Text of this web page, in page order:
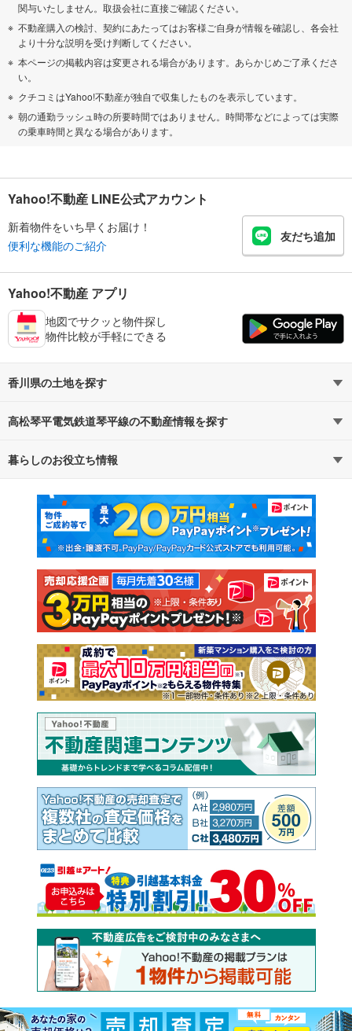
関与いたしません。取扱会社に直接ご確認ください。
不動産購入の検討、契約にあたってはお客様ご自身が情報を確認し、各会社
より十分な説明を受け判断してください。
本ページの掲載内容は変更される場合があります。あらかじめご了承くださ
い。
クチコミはYahoo!不動産が独自で収集したものを表示しています。
朝の通勤ラッシュ時の所要時間ではありません。時間帯などによっては実際
の乗車時間と異なる場合があります。
Yahoo!不動産 LINE公式アカウント
新着物件をいち早くお届け！
便利な機能のご紹介
友だち追加
Yahoo!不動産 アプリ
地図でサクッと物件探し
物件比較が手軽にできる
香川県の土地を探す
路線・駅から探す 地域から探す
通勤・通学時間から探す
高松琴平電気鉄道琴平線の不動産情報を探す
不動産・住宅
新築マンション 中古マンション
新築一戸建て 中古一戸建て
注文住宅 土地
売却査定
暮らしのお役立ち情報
マンションカタログ 教えて！住まいの先生